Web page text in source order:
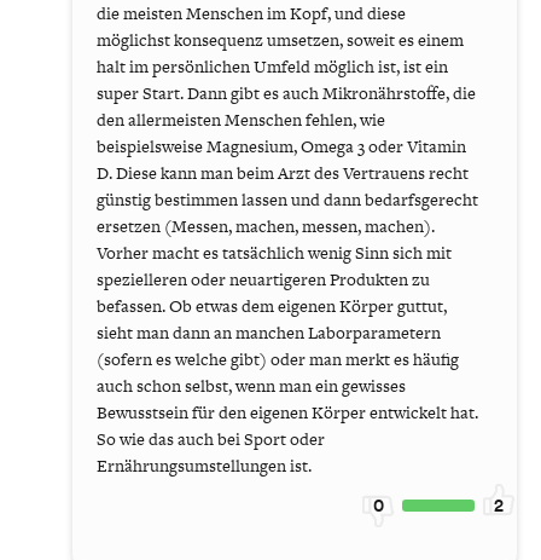
die meisten Menschen im Kopf, und diese
möglichst konsequenz umsetzen, soweit es einem
halt im persönlichen Umfeld möglich ist, ist ein
super Start. Dann gibt es auch Mikronährstoffe, die
den allermeisten Menschen fehlen, wie
beispielsweise Magnesium, Omega 3 oder Vitamin
D. Diese kann man beim Arzt des Vertrauens recht
günstig bestimmen lassen und dann bedarfsgerecht
ersetzen (Messen, machen, messen, machen).
Vorher macht es tatsächlich wenig Sinn sich mit
spezielleren oder neuartigeren Produkten zu
befassen. Ob etwas dem eigenen Körper guttut,
sieht man dann an manchen Laborparametern
(sofern es welche gibt) oder man merkt es häufig
auch schon selbst, wenn man ein gewisses
Bewusstsein für den eigenen Körper entwickelt hat.
So wie das auch bei Sport oder
Ernährungsumstellungen ist.
0 2